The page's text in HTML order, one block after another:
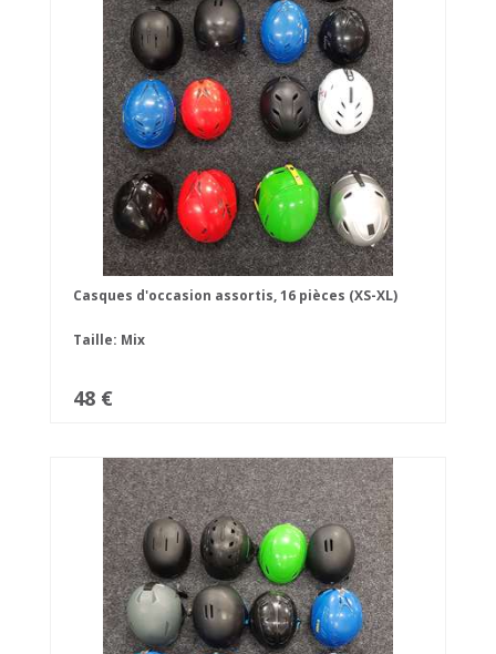
Casques d'occasion assortis, 16 pièces (XS-XL)
Taille: Mix
48 €